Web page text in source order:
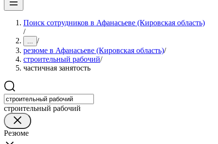
Поиск сотрудников в Афанасьеве (Кировская область)
/
... /
резюме в Афанасьеве (Кировская область)/
строительный рабочий/
частичная занятость
строительный рабочий
Резюме